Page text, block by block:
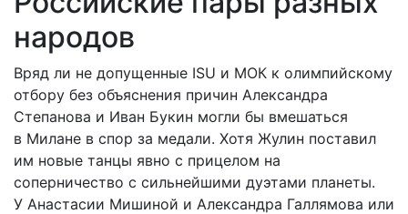
народов
Вряд ли не допущенные ISU и МОК к олимпийскому
отбору без объяснения причин Александра
Степанова и Иван Букин могли бы вмешаться
в Милане в спор за медали. Хотя Жулин поставил
им новые танцы явно с прицелом на
соперничество с сильнейшими дуэтами планеты.
У Анастасии Мишиной и Александра Галлямова или